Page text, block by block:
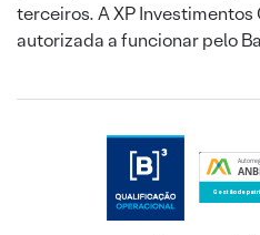
terceiros. A XP
autorizada a funcionar pelo